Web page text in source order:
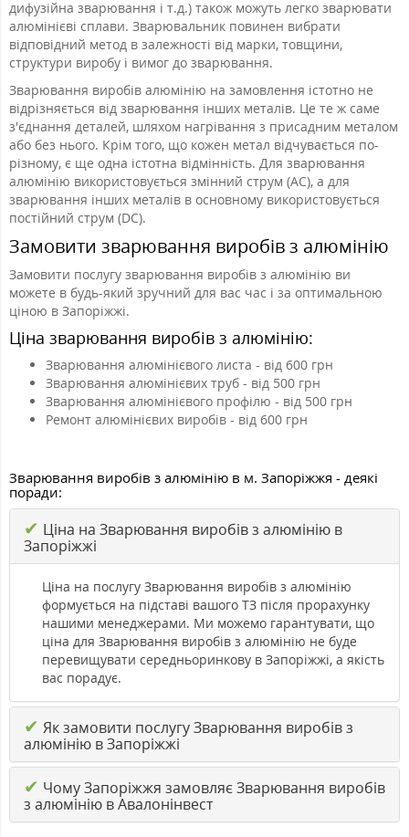
дифузійна зварювання і т.д.) також можуть легко зварювати
алюмінієві сплави. Зварювальник повинен вибрати
відповідний метод в залежності від марки, товщини,
структури виробу і вимог до зварювання.
Зварювання виробів алюмінію на замовлення істотно не
відрізняється від зварювання інших металів. Це те ж саме
з'єднання деталей, шляхом нагрівання з присадним металом
або без нього. Крім того, що кожен метал відчувається по-
різному, є ще одна істотна відмінність. Для зварювання
алюмінію використовується змінний струм (AC), а для
зварювання інших металів в основному використовується
постійний струм (DC).
Замовити зварювання виробів з алюмінію
Замовити послугу зварювання виробів з алюмінію ви
можете в будь-який зручний для вас час і за оптимальною
ціною в Запоріжжі.
Ціна зварювання виробів з алюмінію:
Зварювання алюмінієвого листа - від 600 грн
Зварювання алюмінієвих труб - від 500 грн
Зварювання алюмінієвого профілю - від 500 грн
Ремонт алюмінієвих виробів - від 600 грн
Зварювання виробів з алюмінію в м. Запоріжжя - деякі
поради:
✔ Ціна на Зварювання виробів з алюмінію в
Запоріжжі
Ціна на послугу Зварювання виробів з алюмінію
формується на підставі вашого ТЗ після прорахунку
нашими менеджерами. Ми можемо гарантувати, що
ціна для Зварювання виробів з алюмінію не буде
перевищувати середньоринкову в Запоріжжі, а якість
вас порадує.
✔ Як замовити послугу Зварювання виробів з
алюмінію в Запоріжжі
✔ Чому Запоріжжя замовляє Зварювання виробів
з алюмінію в Авалонінвест